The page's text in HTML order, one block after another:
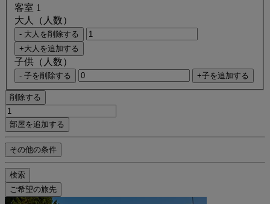
客室 1
大人（人数）
- 大人を削除する
+大人を追加する
子供（人数）
- 子を削除する +子を追加する
削除する
部屋を追加する
その他の条件
検索
ご希望の旅先